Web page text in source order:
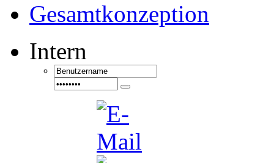
Gesamtkonzeption
Intern